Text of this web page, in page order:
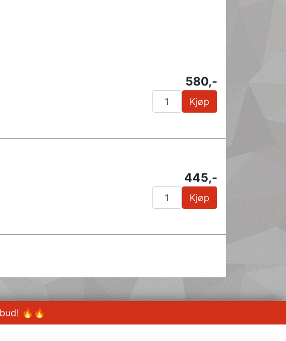
580,-
Kjøp
445,-
Kjøp
🔥🔥